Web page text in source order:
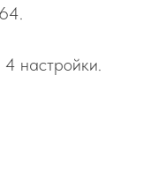
4 настройки.